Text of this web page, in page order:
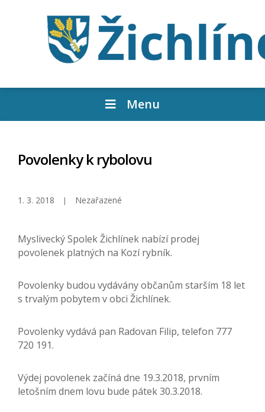
Menu
Povolenky k rybolovu
1. 3. 2018 Nezařazené
Myslivecký Spolek Žichlínek nabízí prodej
povolenek platných na Kozí rybník.
Povolenky budou vydávány občanům starším 18 let
s trvalým pobytem v obci Žichlínek.
Povolenky vydává pan Radovan Filip, telefon 777
720 191.
Výdej povolenek začíná dne 19.3.2018, prvním
letošním dnem lovu bude pátek 30.3.2018.